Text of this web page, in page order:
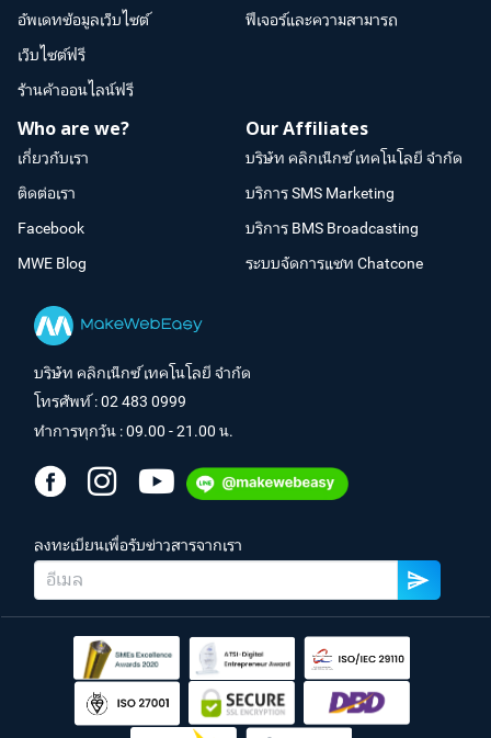
อัพเดทข้อมูลเว็บไซต์
เว็บไซต์ฟรี
ร้านค้าออนไลน์ฟรี
ฟีเจอร์และความสามารถ
Who are we?
เกี่ยวกับเรา
ติดต่อเรา
Facebook
MWE Blog
Our Affiliates
บริษัท คลิกเน็กซ์ เทคโนโลยี จำกัด
บริการ SMS Marketing
บริการ BMS Broadcasting
ระบบจัดการแชท Chatcone
บริษัท คลิกเน็กซ์ เทคโนโลยี จำกัด
โทรศัพท์ :02 483 0999
ทำการทุกวัน : 09.00 - 21.00 น.
ลงทะเบียนเพื่อรับข่าวสารจากเรา